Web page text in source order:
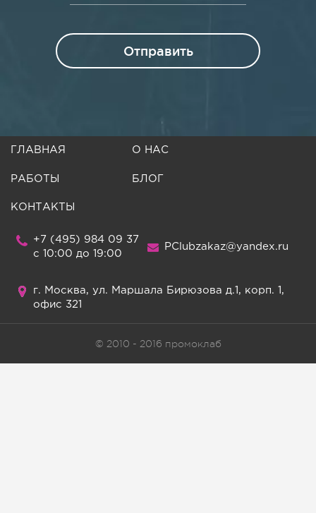
Отправить
ГЛАВНАЯ О НАС
РАБОТЫ БЛОГ
КОНТАКТЫ
+7 (495) 984 09 37
c 10:00 до 19:00
PClubzakaz@yandex.ru
г. Москва, ул. Маршала Бирюзова д.1, корп. 1,
офис 321
© 2010 - 2016 промоклаб